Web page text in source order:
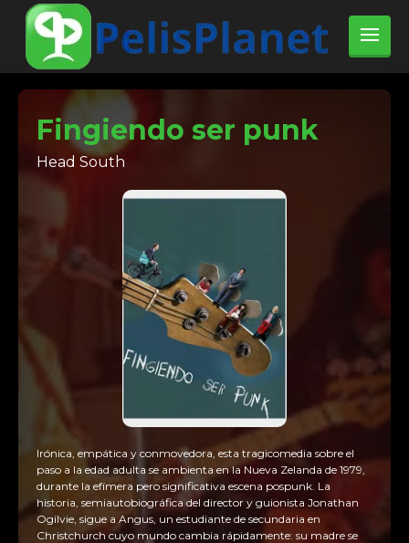
Fingiendo ser punk
Head South
Irónica, empática y conmovedora, esta tragicomedia sobre el
paso a la edad adulta se ambienta en la Nueva Zelanda de 1979,
durante la efímera pero significativa escena pospunk. La
historia, semiautobiográfica del director y guionista Jonathan
Ogilvie, sigue a Angus, un estudiante de secundaria en
Christchurch cuyo mundo cambia rápidamente: su madre se